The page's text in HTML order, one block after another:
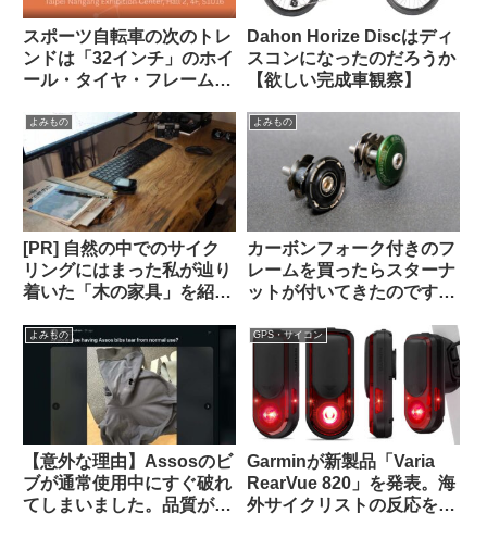
スポーツ自転車の次のトレ
ンドは「32インチ」のホイ
ール・タイヤ・フレームに
Dahon Horize Discはディ
スコンになったのだろうか
【欲しい完成車観察】
よみもの
[PR] 自然の中でのサイク
リングにはまった私が辿り
着いた「木の家具」を紹介
特典あり】
よみもの
カーボンフォーク付きのフ
レームを買ったらスターナ
ットが付いてきたのですが
（海外掲示板から）
よみもの
【意外な理由】Assosのビ
ブが通常使用中にすぐ破れ
てしまいました。品質が落
GPS・サイコン
Garminが新製品「Varia
RearVue 820」を発表。海
外サイクリストの反応を観